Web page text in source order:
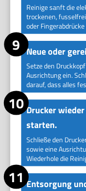
Reinige sanft die
trockenen,
oder
Neue oder
Setze den
Ausrichtung ein.
darauf, dass alles
Drucker
starten.
Schließe den
sowie eine
Wiederhole die
Entsorgung